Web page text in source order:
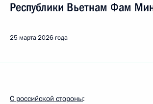
Республики Вьетнам Фам
25 марта 2026 года
С российской стороны: